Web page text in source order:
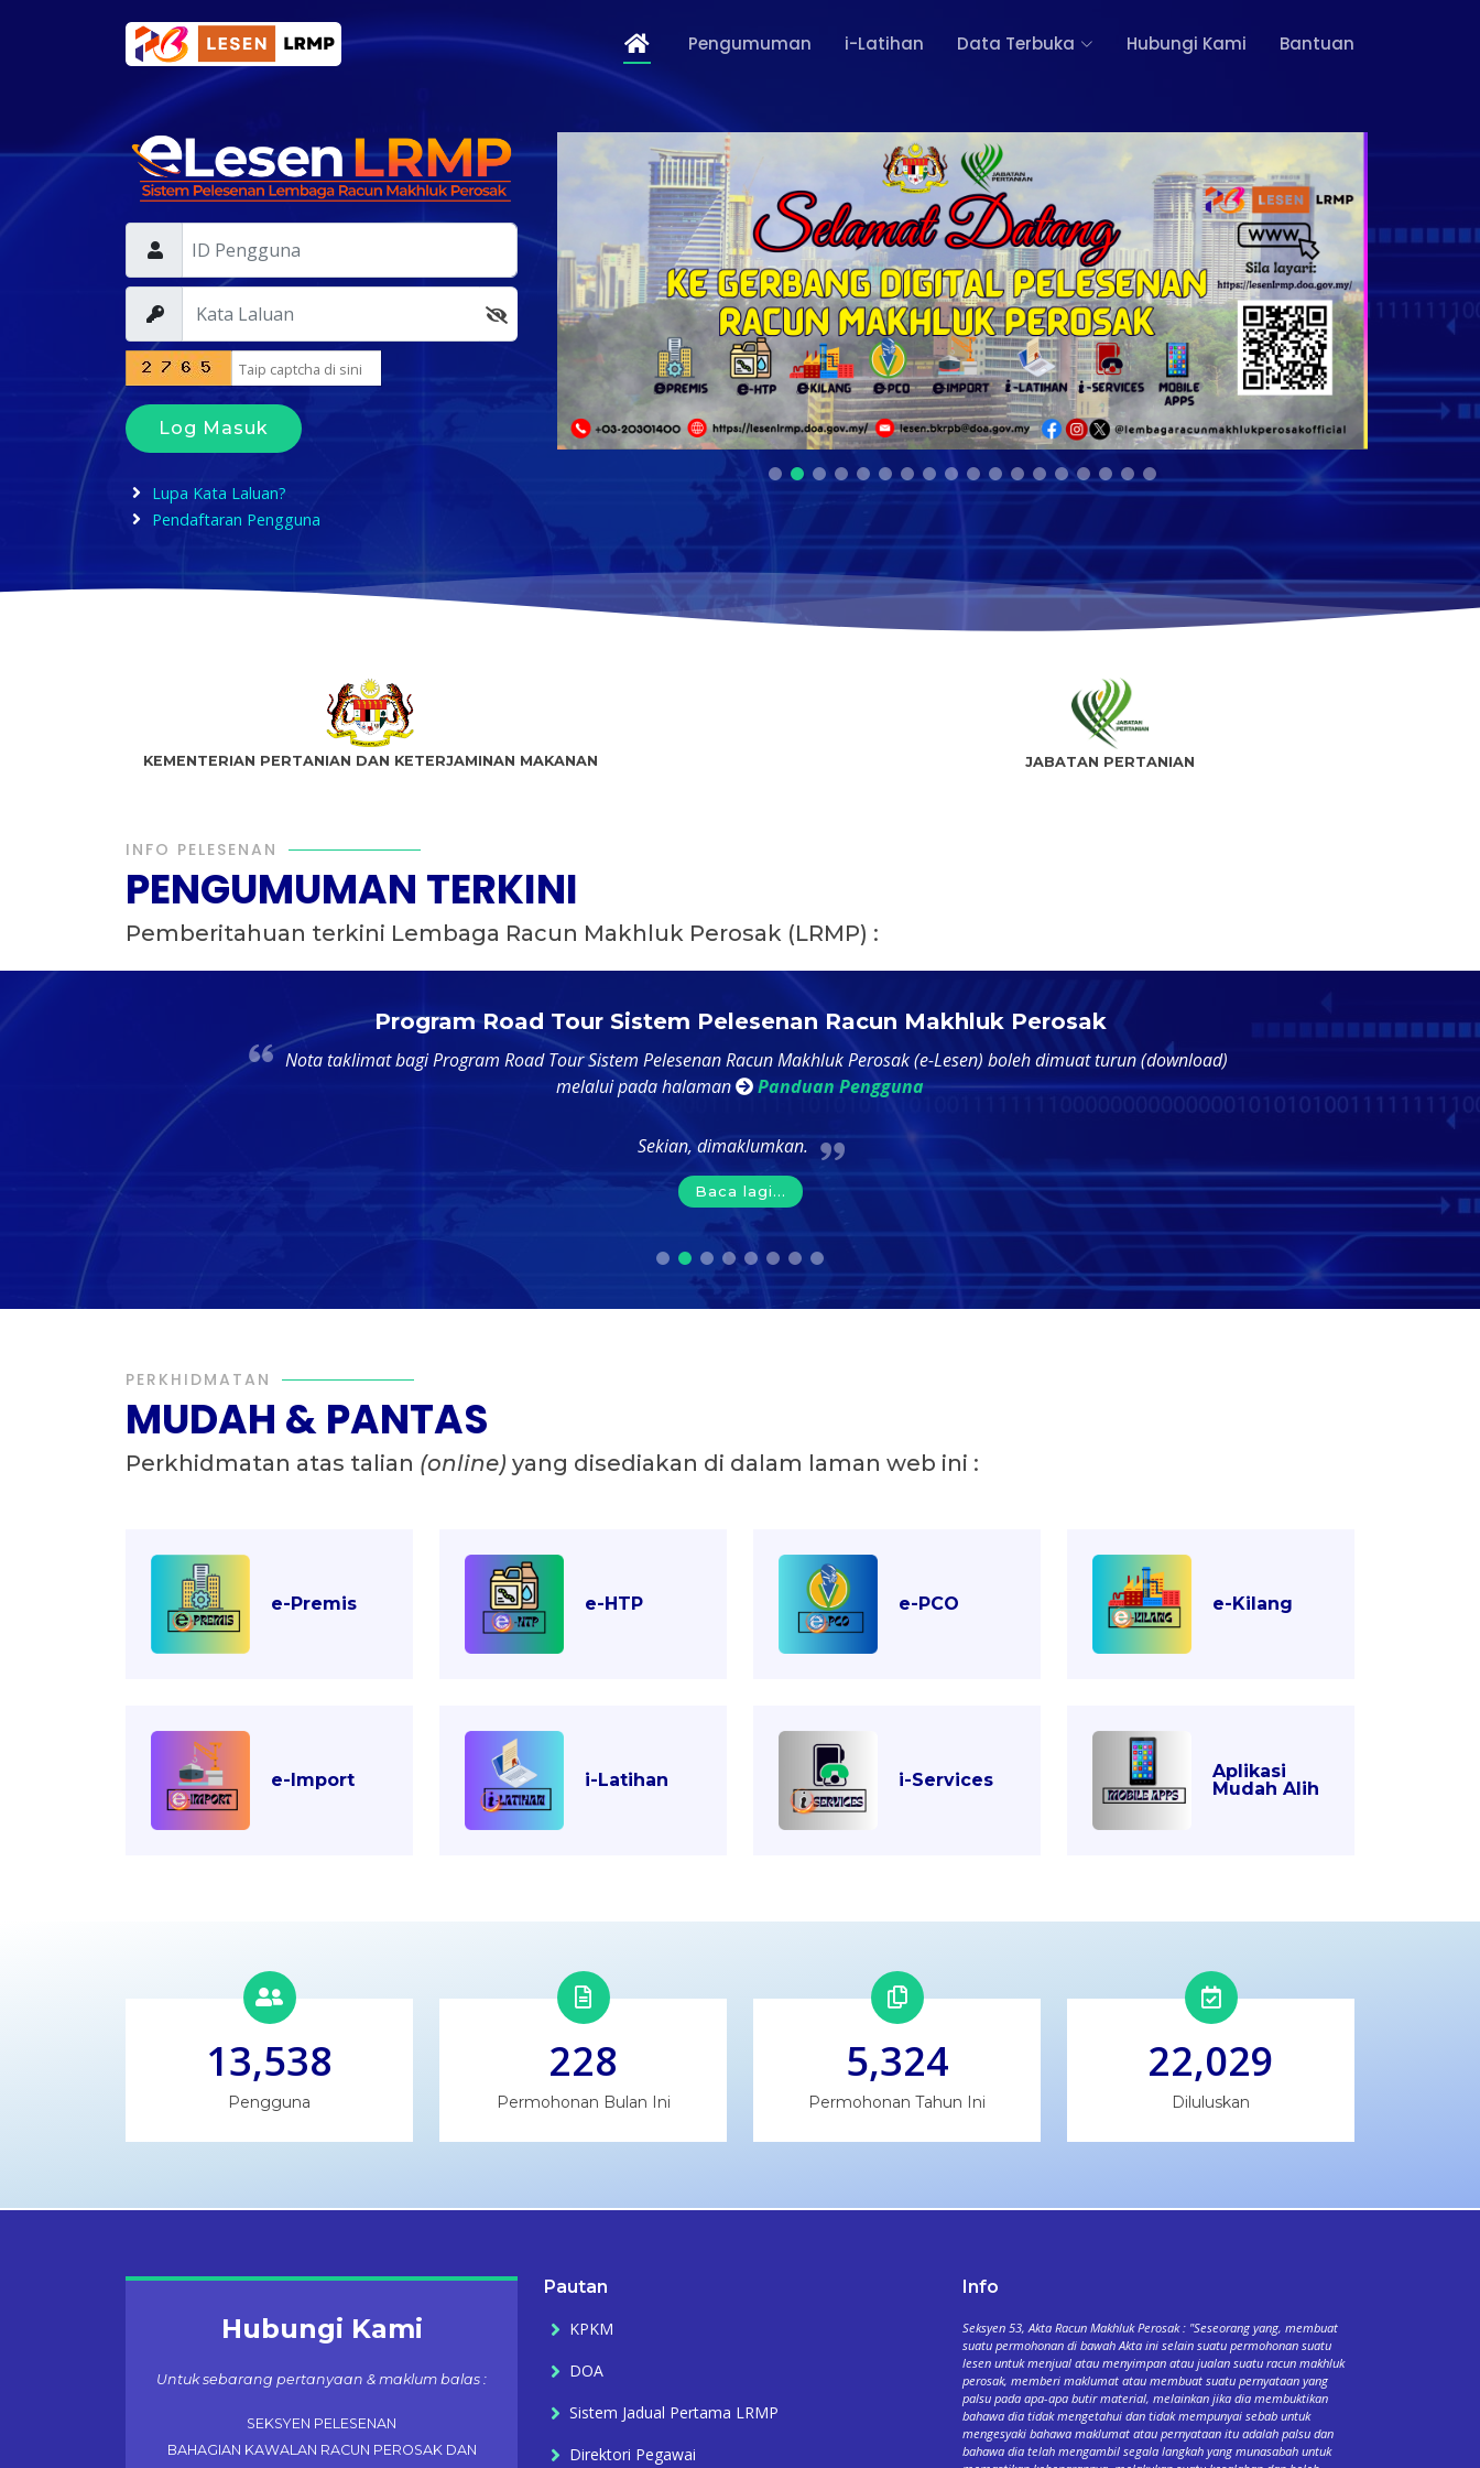
Pengumuman i-Latihan Data Terbuka Hubungi Kami Bantuan
Log Masuk
Lupa Kata Laluan?
Pendaftaran Pengguna
KEMENTERIAN PERTANIAN DAN KETERJAMINAN MAKANAN JABATAN PERTANIAN
INFO PELESENAN
PENGUMUMAN TERKINI
Pemberitahuan terkini Lembaga Racun Makhluk Perosak (LRMP) :
Program Road Tour Sistem Pelesenan Racun Makhluk Perosak
Nota taklimat bagi Program Road Tour Sistem Pelesenan Racun Makhluk Perosak (e-Lesen) boleh dimuat turun (download)
melalui pada halaman
Panduan Pengguna
Sekian, dimaklumkan.
Baca lagi...
PERKHIDMATAN
MUDAH & PANTAS
Perkhidmatan atas talian (online) yang disediakan di dalam laman web ini :
e-Premis e-HTP e-PCO e-Kilang
e-Import i-Latihan i-Services
Aplikasi
Mudah Alih
13,538
Pengguna
228
Permohonan Bulan Ini
5,324
Permohonan Tahun Ini
22,029
Diluluskan
Hubungi Kami
Untuk sebarang pertanyaan & maklum balas :
SEKSYEN PELESENAN
BAHAGIAN KAWALAN RACUN PEROSAK DAN
Pautan
KPKM
DOA
Sistem Jadual Pertama LRMP
Direktori Pegawai
Info
Seksyen 53, Akta Racun Makhluk Perosak : "Seseorang yang, membuat
suatu permohonan di bawah Akta ini selain suatu permohonan suatu
lesen untuk menjual atau menyimpan atau jualan suatu racun makhluk
perosak, memberi maklumat atau membuat suatu pernyataan yang
palsu pada apa-apa butir material, melainkan jika dia membuktikan
bahawa dia tidak mengetahui dan tidak mempunyai sebab untuk
mengesyaki bahawa maklumat atau pernyataan itu adalah palsu dan
bahawa dia telah mengambil segala langkah yang munasabah untuk